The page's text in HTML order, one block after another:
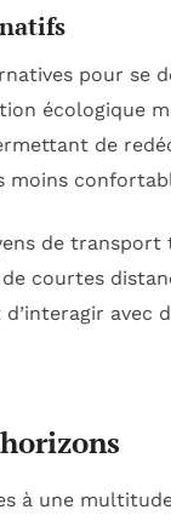
pour se
écologique
de
moins
de
courtes
avec
à une